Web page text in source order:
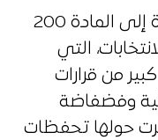
كما وجهت حنون انتقادات جديدة إلى المادة 200
التي
من قرارات
وفضفاضة
حولها تحفظات